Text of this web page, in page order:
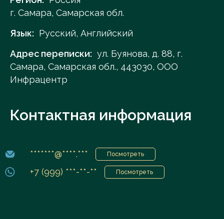
г. Самара, Самарская обл.
Язык: Русский, Английский
Адрес переписки: ул. Буянова, д. 88, г.
Самара, Самарская обл., 443030, ООО
Инфрацентр
Контактная информация
*******@****.*** Посмотреть
+7 (999) ***-**-** Посмотреть